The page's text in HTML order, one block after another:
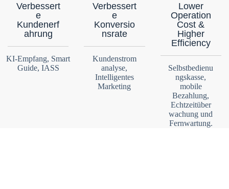
Verbessert
e
Kundenerf
ahrung
KI-Empfang, Smart
Guide, IASS
Verbessert
e
Konversio
nsrate
Kundenstrom
analyse,
Intelligentes
Marketing
Lower
Operation
Cost &
Higher
Efficiency
Selbstbedienu
ngskasse,
mobile
Bezahlung,
Echtzeitüber
wachung und
Fernwartung.